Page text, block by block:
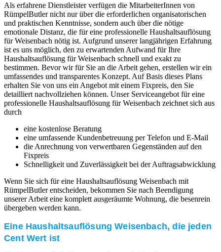
Als erfahrene Dienstleister verfügen die MitarbeiterInnen von
RümpelButler nicht nur über die erforderlichen organisatorischen
und praktischen Kenntnisse, sondern auch über die nötige
emotionale Distanz, die für eine professionelle Haushaltsauflösung
für Weisenbach nötig ist. Aufgrund unserer langjährigen Erfahrung
ist es uns möglich, den zu erwartenden Aufwand für Ihre
Haushaltsauflösung für Weisenbach schnell und exakt zu
bestimmen. Bevor wir für Sie an die Arbeit gehen, erstellen wir ein
umfassendes und transparentes Konzept. Auf Basis dieses Plans
erhalten Sie von uns ein Angebot mit einem Fixpreis, den Sie
detailliert nachvollziehen können. Unser Serviceangebot für eine
professionelle Haushaltsauflösung für Weisenbach zeichnet sich aus
durch
eine kostenlose Beratung
eine umfassende Kundenbetreuung per Telefon und E-Mail
die Anrechnung von verwertbaren Gegenständen auf den
Fixpreis
Schnelligkeit und Zuverlässigkeit bei der Auftragsabwicklung
Wenn Sie sich für eine Haushaltsauflösung Weisenbach mit
RümpelButler entscheiden, bekommen Sie nach Beendigung
unserer Arbeit eine komplett ausgeräumte Wohnung, die besenrein
übergeben werden kann.
Eine Haushaltsauflösung Weisenbach, die jeden
Cent Wert ist